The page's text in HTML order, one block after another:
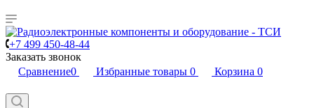
+7 499 450-48-44
Заказать звонок
Сравнение0 Избранные товары 0 Корзина 0